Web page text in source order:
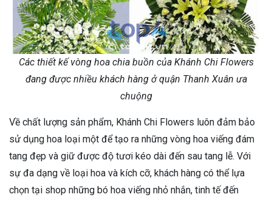
Các thiết kế vòng hoa chia buồn của Khánh Chi Flowers
đang được nhiều khách hàng ở quận Thanh Xuân ưa
chuộng
Về chất lượng sản phẩm, Khánh Chi Flowers luôn đảm bảo
sử dụng hoa loại một để tạo ra những vòng hoa viếng đám
tang đẹp và giữ được độ tươi kéo dài đến sau tang lễ. Với
sự đa dạng về loại hoa và kích cỡ, khách hàng có thể lựa
chọn tại shop những bó hoa viếng nhỏ nhắn, tinh tế đến